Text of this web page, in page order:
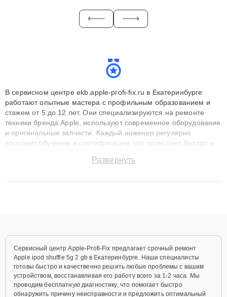
В сервисном центре ekb.apple-profi-fix.ru в Екатеринбурге
работают опытные мастера с профильным образованием и
стажем от 5 до 12 лет. Они специализируются на ремонте
техники бренда Apple, используют современное оборудование
и оригинальные запчасти. Каждый инженер регулярно
проходит обучение и сертификацию, что позволяет быстро и
сохранением гарантии до 3 лет. Наши мастера решают
Развернуть
Сервисный центр Apple-Profi-Fix предлагает срочный ремонт
Apple ipod shuffle 5g 2 gb в Екатеринбурге. Наши специалисты
готовы быстро и качественно решить любые проблемы с вашим
устройством, восстанавливая его работу всего за 1-2 часа. Мы
проводим бесплатную диагностику, что помогает быстро
обнаружить причину неисправности и предложить оптимальный